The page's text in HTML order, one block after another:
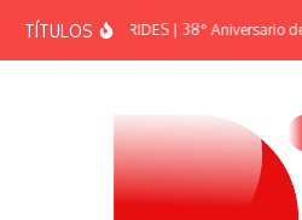
TÍTULOSEFEMÉRIDES | 38° Aniversario